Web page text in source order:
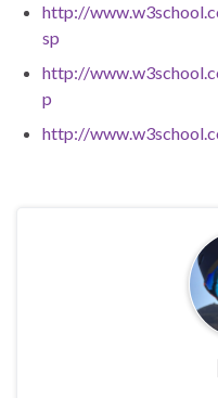
http://
sp
http://
p
http://